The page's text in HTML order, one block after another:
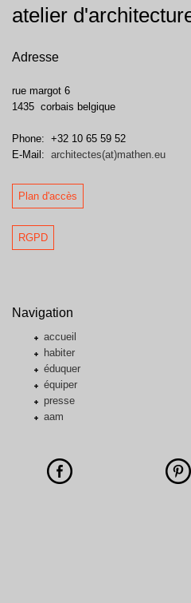
atelier
Adresse
rue margot 6
1435 corbais belgique
Phone: +32 10 65 59 52
E-Mail: architectes(at)mathen.eu
Plan d'accès
RGPD
Navigation
accueil
habiter
éduquer
équiper
presse
aam